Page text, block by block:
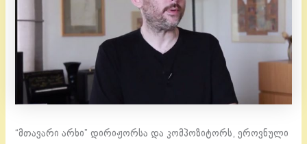
“მთავარი არხი” დირიჟორსა და კომპოზიტორს, ეროვნული